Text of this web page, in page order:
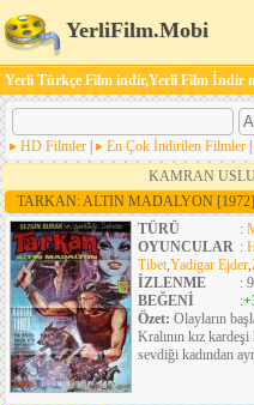
YerliFilm.Mobi
Yerli Türkçe Film indir,Yerli Film İndir
HD Filmler En Çok İndirilen Filmler
KAMRAN
TARKAN: ALTIN MADALYON [1972]
TÜRÜ
:
OYUNCULAR :
Tibet,Yadigar Ejder,
İZLENME
:
BEĞENİ
:
Özet: Olayların
Kralının kız
sevdiği kadından